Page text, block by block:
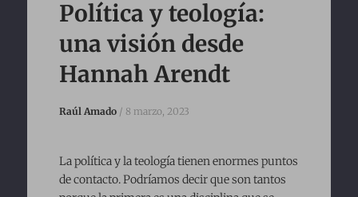
contentPolítica y teología:
una visión desde
Hannah Arendt
Raúl Amado/ 8 marzo, 2023
La política y la teología tienen enormes puntos
de contacto. Podríamos decir que son tantos